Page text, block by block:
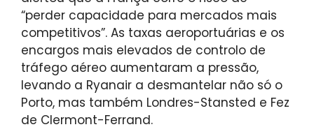
“perder capacidade para mercados mais
competitivos”. As taxas aeroportuárias e os
encargos mais elevados de controlo de
tráfego aéreo aumentaram a pressão,
levando a Ryanair a desmantelar não só o
Porto, mas também Londres-Stansted e Fez
de Clermont-Ferrand.